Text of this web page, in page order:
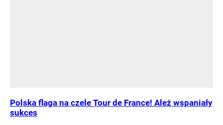
Polska flaga na czele Tour de France! Ależ wspaniały
sukces